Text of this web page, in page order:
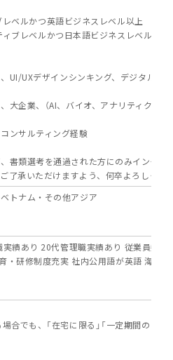
ルかつ英語ビジネスレベル以上
レベルかつ日本語ビジネスレベル以上
UI/UXデザインシンキング、デジタルト
大企業、（AI、バイオ、アナリティクス
ンサルティング経験
書類選考を通過された方にのみインタビ
了承いただけますよう、何卒よろしくお
トナム・その他アジア
績あり 20代管理職実績あり 従業員数
・研修制度充実 社内公用語が英語 海外事
場合でも、「在宅に限る」「一定期間のみ